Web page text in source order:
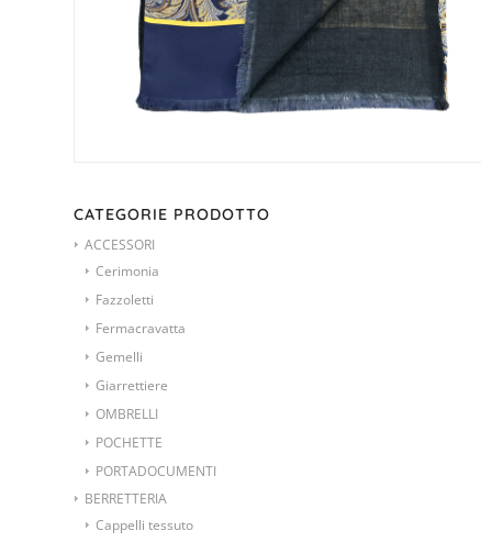
CATEGORIE PRODOTTO
ACCESSORI
Cerimonia
Fazzoletti
Fermacravatta
Gemelli
Giarrettiere
OMBRELLI
POCHETTE
PORTADOCUMENTI
BERRETTERIA
Cappelli tessuto